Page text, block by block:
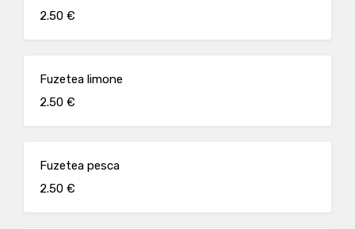
2.50 €
Fuzetea limone
2.50 €
Fuzetea pesca
2.50 €